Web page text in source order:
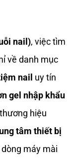
nail), việc tìm
về danh mục
nail uy tín
gel nhập khẩu
hiệu
tâm thiết bị
máy mài